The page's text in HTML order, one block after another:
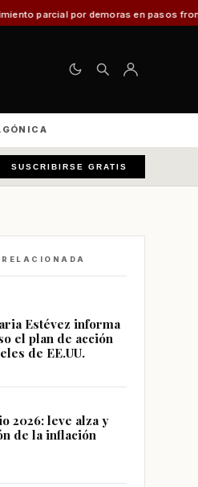
en pasos fronterizos y critican a
SUSCRIBIRSE GRATIS
Estévez informa
el plan de acción
de EE.UU.
2026: leve alza y
de la inflación